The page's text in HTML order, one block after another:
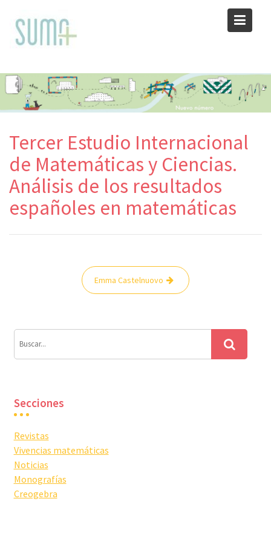
content
Tercer Estudio Internacional
de Matemáticas y Ciencias.
Análisis de los resultados
españoles en matemáticas
Navegación
Emma Castelnuovo
Secciones
Revistas
Vivencias matemáticas
Noticias
Monografías
Creogebra